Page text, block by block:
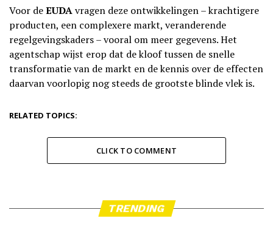
Voor deEUDAvragen deze ontwikkelingen – krachtigere
producten, een complexere markt, veranderende
regelgevingskaders – vooral om meer gegevens. Het
agentschap wijst erop dat de kloof tussen de snelle
transformatie van de markt en de kennis over de effecten
daarvan voorlopig nog steeds de grootste blinde vlek is.
RELATED TOPICS:
CLICK TO COMMENT
TRENDING